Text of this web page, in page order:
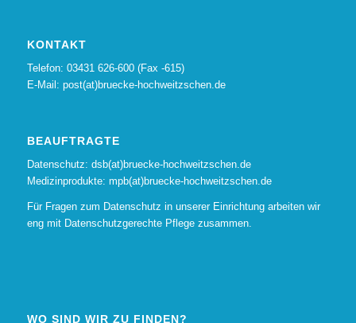
KONTAKT
Telefon: 03431 626-600 (Fax -615)
E-Mail: post(at)bruecke-hochweitzschen.de
BEAUFTRAGTE
Datenschutz: dsb(at)bruecke-hochweitzschen.de
Medizinprodukte: mpb(at)bruecke-hochweitzschen.de
Für Fragen zum Datenschutz in unserer Einrichtung arbeiten wir
eng mit Datenschutzgerechte Pflegezusammen.
WO SIND WIR ZU FINDEN?